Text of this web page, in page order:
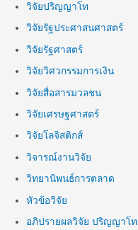
วิจัยปริญญาโท
วิจัยรัฐประศาสนศาสตร์
วิจัยรัฐศาสตร์
วิจัยวิศวกรรมการเงิน
วิจัยสื่อสารมวลชน
วิจัยเศรษฐศาสตร์
วิจัยโลจิสติกส์
วิจารณ์งานวิจัย
วิทยานิพนธ์การตลาด
หัวข้อวิจัย
อภิปรายผลวิจัย ปริญญาโท